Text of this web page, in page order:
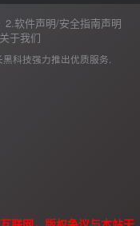
2.软件声明/安全指南声明
关于我们
黑科技强力推出优质服务.